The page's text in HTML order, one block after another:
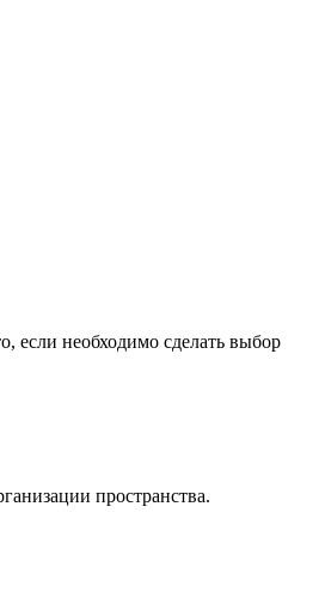
если необходимо сделать выбор
пространства.